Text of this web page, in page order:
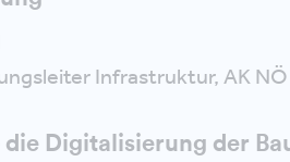
Infrastruktur, AK NÖ
die Digitalisierung der